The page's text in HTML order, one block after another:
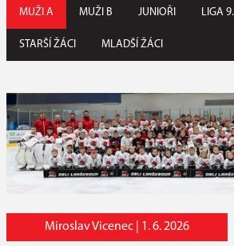
MUŽI A MUŽI B JUNIOŘI LIGA
STARŠÍ ŽÁCI MLADŠÍ ŽÁCI
Miroslav Vicenec | 1. 6. 2026